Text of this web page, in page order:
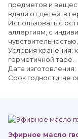
предметов и
вдали от детей, в
Использовать с
аллергиям, с
Условия хранения:
герметичной таре.
Дата изготовления:
Срок годности: не
Эфирное масло